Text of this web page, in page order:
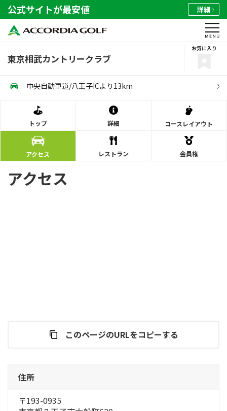
公式サイトが最安値 詳細
東京相武カントリークラブ
お気に入り
: 中央自動車道/八王子ICより13km
トップ 詳細 コースレイアウト
アクセス レストラン 会員権
アクセス
このページのURLをコピーする
住所
〒193-0935